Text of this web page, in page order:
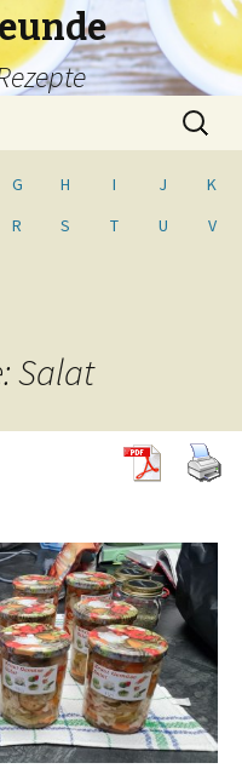
Suche
nach:
G H I J
K
R S T U
V
Salat